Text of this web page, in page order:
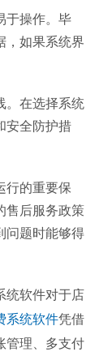
于操作。毕
，如果系统界
。在选择系统
安全防护措
行的重要保
售后服务政策
问题时能够得
统软件对于店
系统软件凭借
管理、多支付